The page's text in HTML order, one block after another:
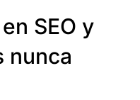
SEO y
nunca